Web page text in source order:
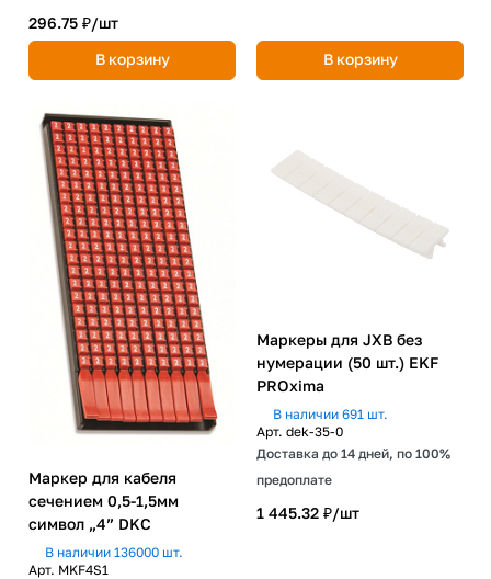
296.75 ₽/шт
В корзину
В корзину
Маркер для кабеля
сечением 0,5-1,5мм
символ „4” DKC
В наличии 136000 шт.
Арт. MKF4S1
Маркеры для JXB без
нумерации (50 шт.) EKF
PROxima
В наличии 691 шт.
Арт. dek-35-0
Доставка до 14 дней, по 100%
предоплате
1 445.32 ₽/шт